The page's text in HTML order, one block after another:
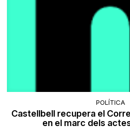
POLÍTICA
Castellbell recupera el
en el marc dels